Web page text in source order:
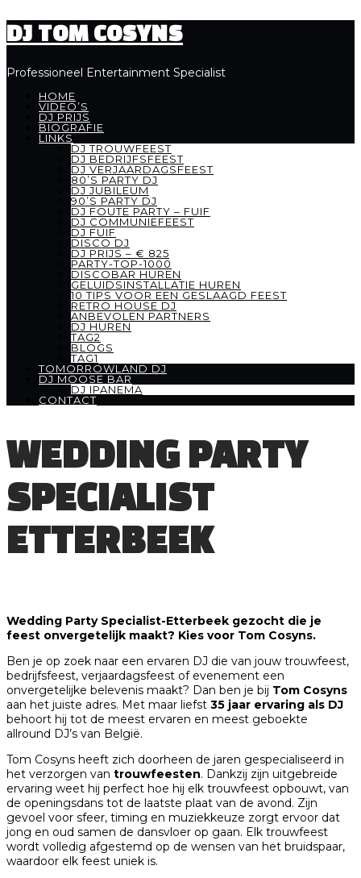
DJ TOM COSYNS
Professioneel Entertainment Specialist
HOME
VIDEO’S
DJ PRIJS
BIOGRAFIE
LINKS
DJ TROUWFEEST
DJ BEDRIJFSFEEST
DJ VERJAARDAGSFEEST
80’S PARTY DJ
DJ JUBILEUM
90’S PARTY DJ
DJ FOUTE PARTY – FUIF
DJ COMMUNIEFEEST
DJ FUIF
DISCO DJ
DJ PRIJS – € 825
PARTY-TOP-1000
DISCOBAR HUREN
GELUIDSINSTALLATIE HUREN
10 TIPS VOOR EEN GESLAAGD FEEST
RETRO HOUSE DJ
ANBEVOLEN PARTNERS
DJ HUREN
TAG2
BLOGS
TAG1
TOMORROWLAND DJ
DJ MOOSE BAR
DJ IPANEMA
CONTACT
WEDDING PARTY
SPECIALIST
ETTERBEEK
Wedding Party Specialist-Etterbeek gezocht die je
feest onvergetelijk maakt? Kies voor Tom Cosyns.
Ben je op zoek naar een ervaren DJ die van jouw trouwfeest,
bedrijfsfeest, verjaardagsfeest of evenement een
onvergetelijke belevenis maakt? Dan ben je bij Tom Cosyns
aan het juiste adres. Met maar liefst 35 jaar ervaring als DJ
behoort hij tot de meest ervaren en meest geboekte
allround DJ’s van België.
Tom Cosyns heeft zich doorheen de jaren gespecialiseerd in
het verzorgen van trouwfeesten. Dankzij zijn uitgebreide
ervaring weet hij perfect hoe hij elk trouwfeest opbouwt, van
de openingsdans tot de laatste plaat van de avond. Zijn
gevoel voor sfeer, timing en muziekkeuze zorgt ervoor dat
jong en oud samen de dansvloer op gaan. Elk trouwfeest
wordt volledig afgestemd op de wensen van het bruidspaar,
waardoor elk feest uniek is.